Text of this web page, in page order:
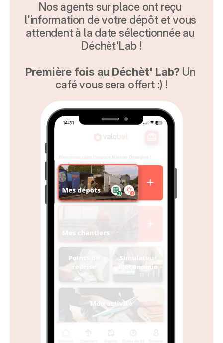
Nos agents sur place ont reçu
l'information de votre dépôt et vous
attendent à la date sélectionnée au
Déchèt'Lab !
Première fois au Déchèt' Lab? Un
café vous sera offert :) !